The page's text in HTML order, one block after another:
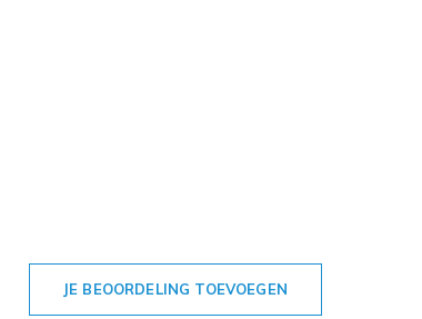
JE BEOORDELING TOEVOEGEN